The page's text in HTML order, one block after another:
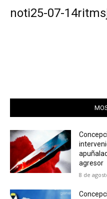
noti25-07-
agresor
8 de